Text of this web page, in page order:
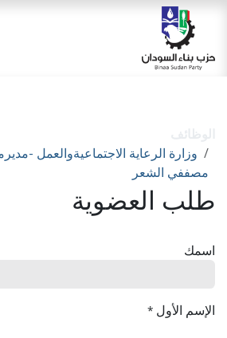
تخطي للذهاب إلى المحتوى
وزارة الرعاية الاجتماعيةوالعمل -
مصففي الشعر
طلب العضوية
اسمك
الإسم الأول *